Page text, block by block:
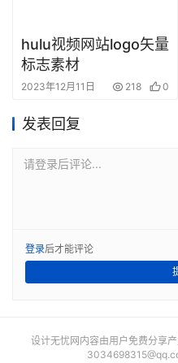
hulu视频网站logo矢量
标志素材
2023年12月11日 218 0
发表回复
请登录后评论...
登录后才能评论
设计无忧网内容由用户免费分享